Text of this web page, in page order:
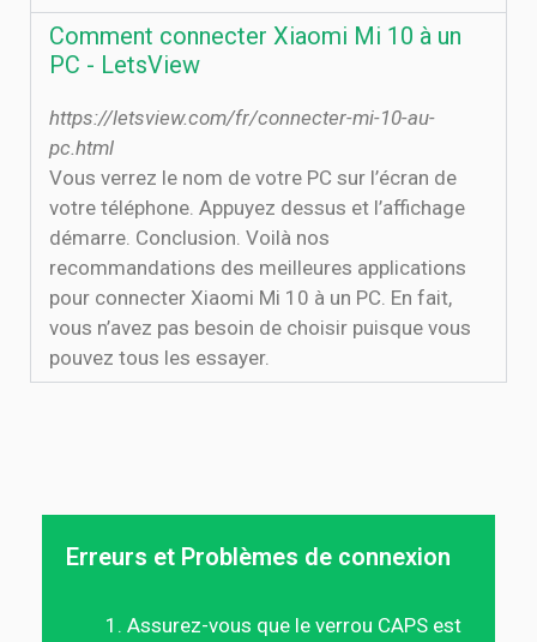
Comment connecter Xiaomi Mi 10 à un
PC - LetsView
https://letsview.com/fr/connecter-mi-10-au-
pc.html
Vous verrez le nom de votre PC sur l’écran de
votre téléphone. Appuyez dessus et l’affichage
démarre. Conclusion. Voilà nos
recommandations des meilleures applications
pour connecter Xiaomi Mi 10 à un PC. En fait,
vous n’avez pas besoin de choisir puisque vous
pouvez tous les essayer.
Erreurs et Problèmes de connexion
Assurez-vous que le verrou CAPS est